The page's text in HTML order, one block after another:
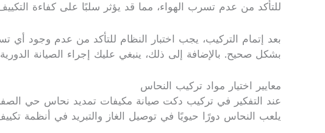
للتأكد من عدم تسرب الهواء، مما قد يؤثر سلبًا على كفاءة
بعد إتمام التركيب، يجب اختبار النظام للتأكد من عدم
بشكل صحيح. بالإضافة إلى ذلك، ينبغي عليك إجراء الصيانة
معايير اختيار مواد تركيب النحاس
عند التفكير في تركيب دكت صيانة مكيفات تمديد نحاس حي الصفا،
يلعب النحاس دورًا حيويًا في توصيل الغاز والتبريد في أنظمة